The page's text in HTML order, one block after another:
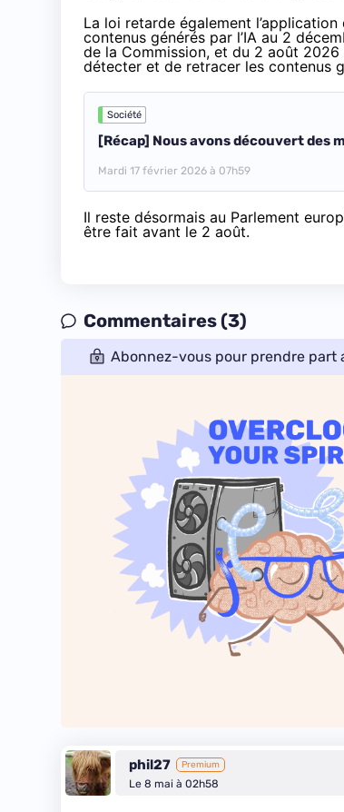
La loi retarde également
contenus générés par l’IA au 2
de la Commission, et du 2 août
détecter et de retracer les contenus
Société
[Récap] Nous avons découvert des
Mardi 17 février 2026 à 07h59
Il reste désormais au Parlement
être fait avant le 2 août.
Commentaires (3)
Abonnez-vous pour prendre part
phil27 Premium
Le 8 mai à 02h58